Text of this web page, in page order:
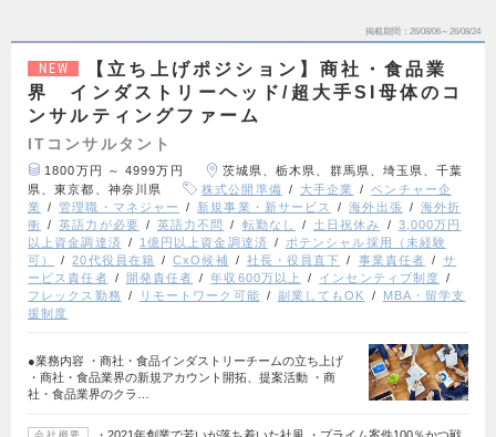
掲載期間 26/08/06～26/08/24
NEW
【立ち上げポジション】商社・食品業
界 インダストリーヘッド/超大手SI母体のコ
ンサルティングファーム
ITコンサルタント
1800万円 ～ 4999万円
茨城県、栃木県、群馬県、埼玉県、千葉
県、東京都、神奈川県
株式公開準備 大手企業
ベンチャー企
業
管理職・マネジャー 新規事業・新サービス 海外出張
海外折
衝
英語力が必要 英語力不問 転勤なし 土日祝休み
3,000万円
以上資金調達済
1億円以上資金調達済
ポテンシャル採用（未経験
可）
20代役員在籍 CxO候補 社長・役員直下 事業責任者
サ
ービス責任者
開発責任者 年収600万以上
インセンティブ制度
フレックス勤務
リモートワーク可能 副業してもOK
MBA・留学支
援制度
●業務内容 ・商社・食品インダストリーチームの立ち上げ
・商社・食品業界の新規アカウント開拓、提案活動 ・商
社・食品業界のクラ…